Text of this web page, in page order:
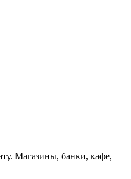
Магазины, банки, кафе,